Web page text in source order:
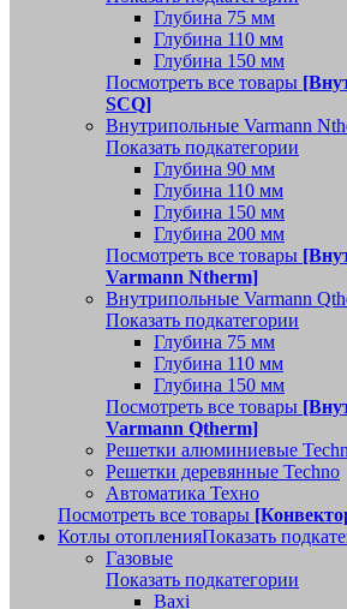
Глубина 75 мм
Глубина 110 мм
Глубина 150 мм
Посмотреть все товары
SCQ]
Внутрипольные Varmann
Показать подкатегории
Глубина 90 мм
Глубина 110 мм
Глубина 150 мм
Глубина 200 мм
Посмотреть все товары
Varmann Ntherm]
Внутрипольные Varmann
Показать подкатегории
Глубина 75 мм
Глубина 110 мм
Глубина 150 мм
Посмотреть все товары
Varmann Qtherm]
Решетки алюминиевые
Решетки деревянные Techno
Автоматика Техно
Посмотреть все товары
Котлы отопленияПоказать
Газовые
Показать подкатегории
Baxi